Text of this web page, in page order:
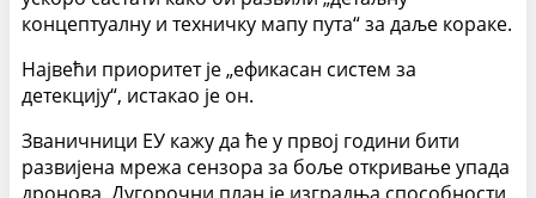
концептуалну и техничку мапу пута“ за даље кораке.
Највећи приоритет је „ефикасан систем за
детекцију“, истакао је он.
Званичници ЕУ кажу да ће у првој години бити
развијена мрежа сензора за боље откривање упада